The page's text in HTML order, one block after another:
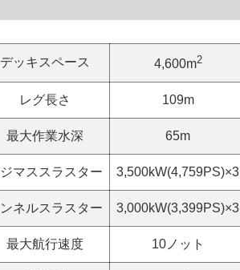
デッキスペース 4,600m2
レグ長さ 109m
最大作業水深 65m
マススラスター 3,500kW(4,759PS)×3
ンネルスラスター 3,000kW(3,399PS)×3
最大航行速度 10ノット